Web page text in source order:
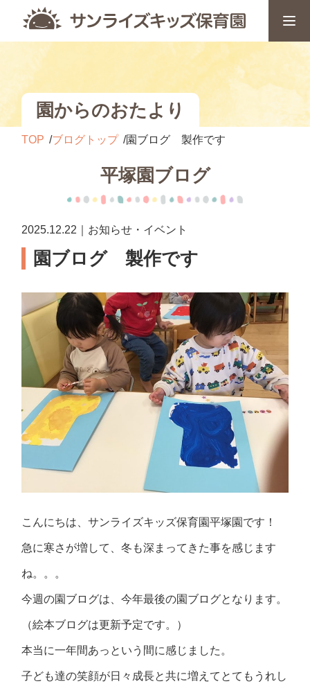
園からのおたより
TOP ブログトップ 園ブログ 製作です
平塚園ブログ
2025.12.22｜お知らせ・イベント
園ブログ 製作です
こんにちは、サンライズキッズ保育園平塚園です！
急に寒さが増して、冬も深まってきた事を感じます
ね。。。
今週の園ブログは、今年最後の園ブログとなります。
（絵本ブログは更新予定です。）
本当に一年間あっという間に感じました。
子ども達の笑顔が日々成長と共に増えてとてもうれし